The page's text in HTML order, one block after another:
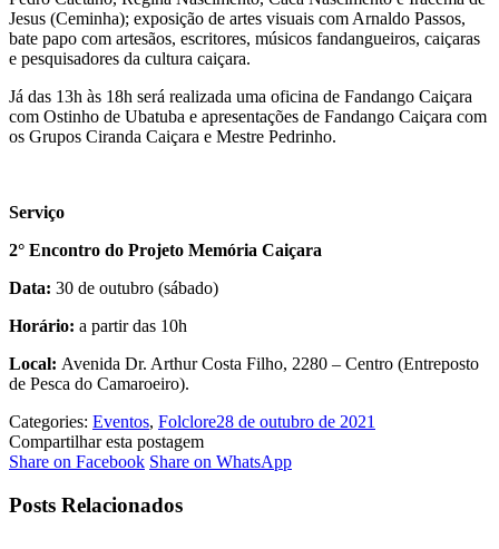
Jesus (Ceminha); exposição de artes visuais com Arnaldo Passos,
bate papo com artesãos, escritores, músicos fandangueiros, caiçaras
e pesquisadores da cultura caiçara.
Já das 13h às 18h será realizada uma oficina de Fandango Caiçara
com Ostinho de Ubatuba e apresentações de Fandango Caiçara com
os Grupos Ciranda Caiçara e Mestre Pedrinho.
Serviço
2° Encontro do Projeto Memória Caiçara
Data: 30 de outubro (sábado)
Horário: a partir das 10h
Local: Avenida Dr. Arthur Costa Filho, 2280 – Centro (Entreposto
de Pesca do Camaroeiro).
Categories: Eventos, Folclore28 de outubro de 2021
Compartilhar esta postagem
Share on FacebookShare
Facebook
Share on WhatsAppShare
Posts Relacionados